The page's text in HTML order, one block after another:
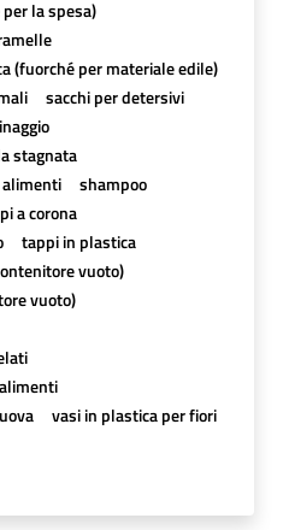
la spesa)
(fuorché per materiale edile)
sacchi per detersivi
stagnata
shampoo
a corona
tappi in plastica
vuoto)
vuoto)
vasi in plastica per fiori